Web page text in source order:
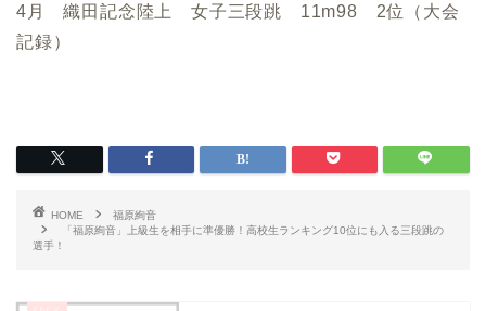
4月 織田記念陸上 女子三段跳 11m98 2位（大会
記録）
HOME
福原絢音
「福原絢音」上級生を相手に準優勝！高校生ランキング10位にも入る三段跳の
選手！